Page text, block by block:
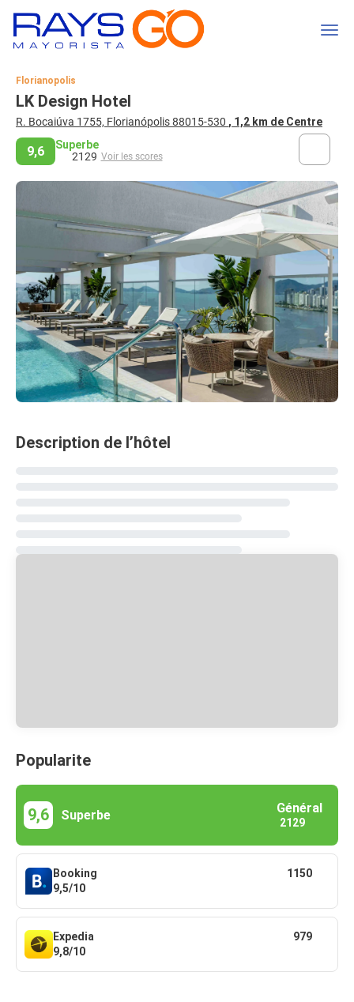
Florianopolis
LK Design Hotel
R. Bocaiúva 1755, Florianópolis 88015-530 , 1,2 km de Centre
9,6
Superbe
2129 Voir les scores
Description de l’hôtel
Popularite
9,6 Superbe Général
2129
Booking
9,5/10
1150
Expedia
9,8/10
979